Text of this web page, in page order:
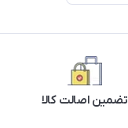
تضمین اصالت کالا